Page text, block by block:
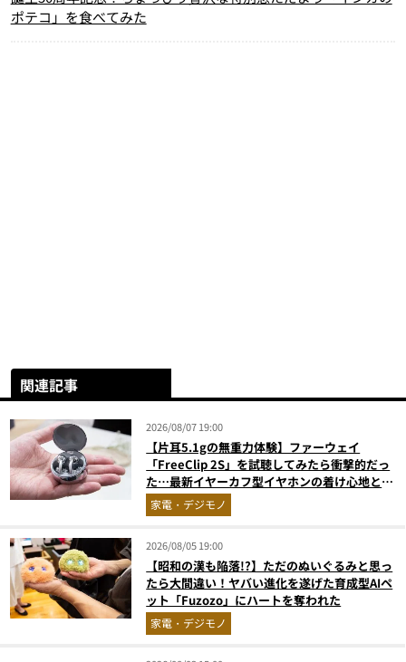
ポテコ」を食べてみた
関連記事
2026/08/07 19:00
【片耳5.1gの無重力体験】ファーウェイ
「FreeClip 2S」を試聴してみたら衝撃的だっ
た…最新イヤーカフ型イヤホンの着け心地とAI
技術に感動
家電・デジモノ
2026/08/05 19:00
【昭和の漢も陥落!?】ただのぬいぐるみと思っ
たら大間違い！ヤバい進化を遂げた育成型AIペ
ット「Fuzozo」にハートを奪われた
家電・デジモノ